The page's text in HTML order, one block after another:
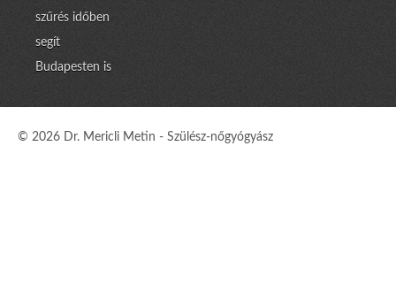
szűrés időben
segít
Budapesten is
© 2026 Dr. Mericli Metin - Szülész-nőgyógyász